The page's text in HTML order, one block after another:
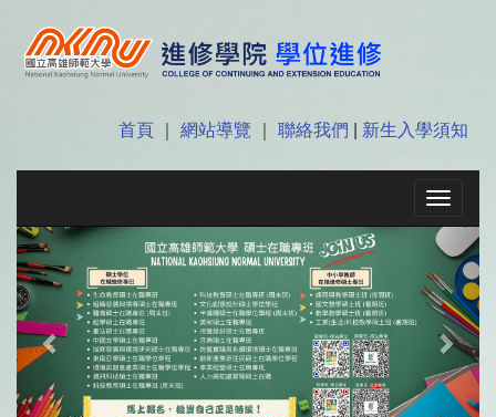
首頁 網站導覽 聯絡我們 新生入學須知
Toggle
Previous Next